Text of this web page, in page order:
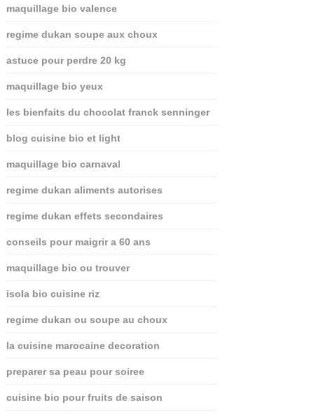
maquillage bio valence
regime dukan soupe aux choux
astuce pour perdre 20 kg
maquillage bio yeux
les bienfaits du chocolat franck senninger
blog cuisine bio et light
maquillage bio carnaval
regime dukan aliments autorises
regime dukan effets secondaires
conseils pour maigrir a 60 ans
maquillage bio ou trouver
isola bio cuisine riz
regime dukan ou soupe au choux
la cuisine marocaine decoration
preparer sa peau pour soiree
cuisine bio pour fruits de saison